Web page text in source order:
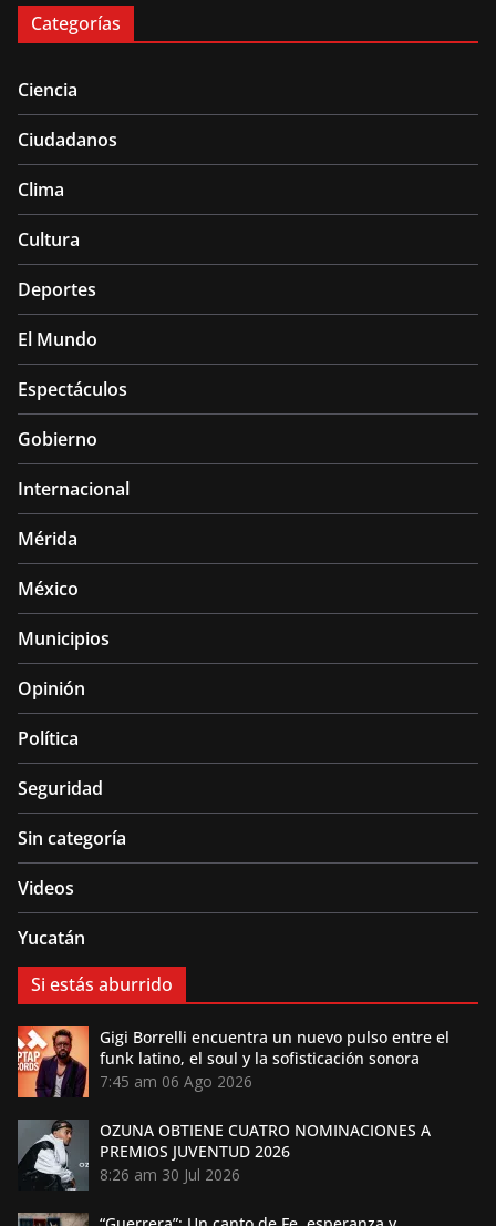
Categorías
Ciencia
Ciudadanos
Clima
Cultura
Deportes
El Mundo
Espectáculos
Gobierno
Internacional
Mérida
México
Municipios
Opinión
Política
Seguridad
Sin categoría
Videos
Yucatán
Si estás aburrido
Gigi Borrelli encuentra un nuevo pulso entre el
funk latino, el soul y la sofisticación sonora
7:45 am 06 Ago 2026
OZUNA OBTIENE CUATRO NOMINACIONES A
PREMIOS JUVENTUD 2026
8:26 am 30 Jul 2026